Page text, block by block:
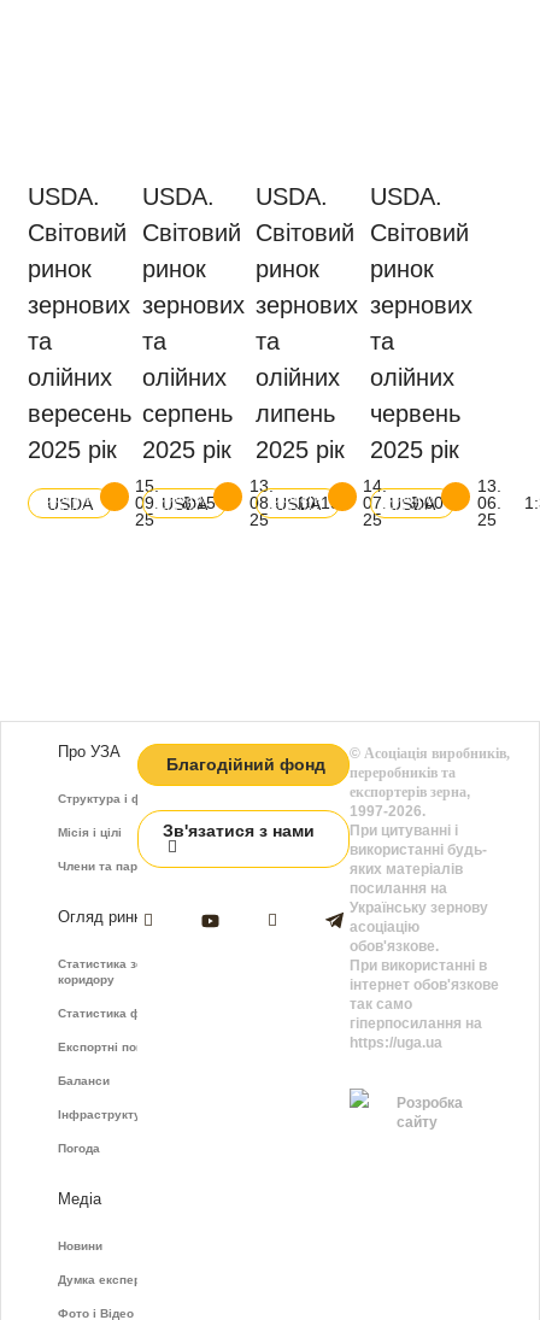
USDA.
Світовий
ринок
зернових
та
олійних
вересень
2025 рік
USDA
15.
09.
25
8:15
Скачати
баланс
USDA.
Світовий
ринок
зернових
та
олійних
серпень
2025 рік
USDA
13.
08.
25
10:15
Скачати
баланс
USDA.
Світовий
ринок
зернових
та
олійних
липень
2025 рік
USDA
14.
07.
25
9:00
Скачати
баланс
USDA.
Світовий
ринок
зернових
та
олійних
червень
2025 рік
USDA
13.
06.
25
Скачати
баланс
Про УЗА
Структура і функції
Місія і цілі
Члени та партнери
Огляд ринку
Статистика зернового
коридору
Статистика фрахту
Експортні показники
Баланси
Інфраструктура
Погода
Медіа
Новини
Думка експертів
Фото і Відео
Благодійний фонд
Зв'язатися з нами
©Асоціація виробників,
переробників та
експортерів зерна,
1997-2026.
При цитуванні і
використанні будь-
яких матеріалів
посилання на
Українську зернову
асоціацію
обов'язкове.
При використанні в
інтернет обов'язкове
так само
гіперпосилання на
https://uga.ua
Розробка
сайту